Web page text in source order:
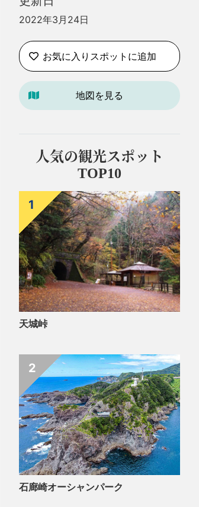
2022年3月24日
お気に入りスポットに追加
地図を見る
人気の観光スポット
TOP10
天城峠
1
石廊崎オーシャンパーク
2